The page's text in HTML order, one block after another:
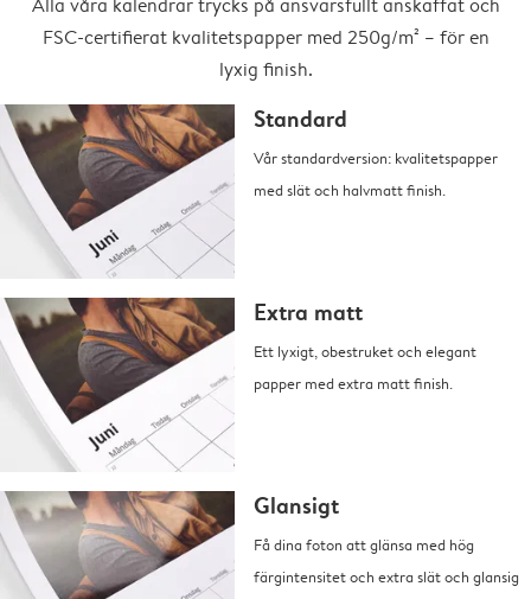
Alla våra kalendrar trycks på ansvarsfullt anskaffat och
FSC-certifierat kvalitetspapper med 250g/m² – för en
lyxig finish.
Standard
Vår standardversion: kvalitetspapper
med slät och halvmatt finish.
Extra matt
Ett lyxigt, obestruket och elegant
papper med extra matt finish.
Glansigt
Få dina foton att glänsa med hög
färgintensitet och extra slät och glansig